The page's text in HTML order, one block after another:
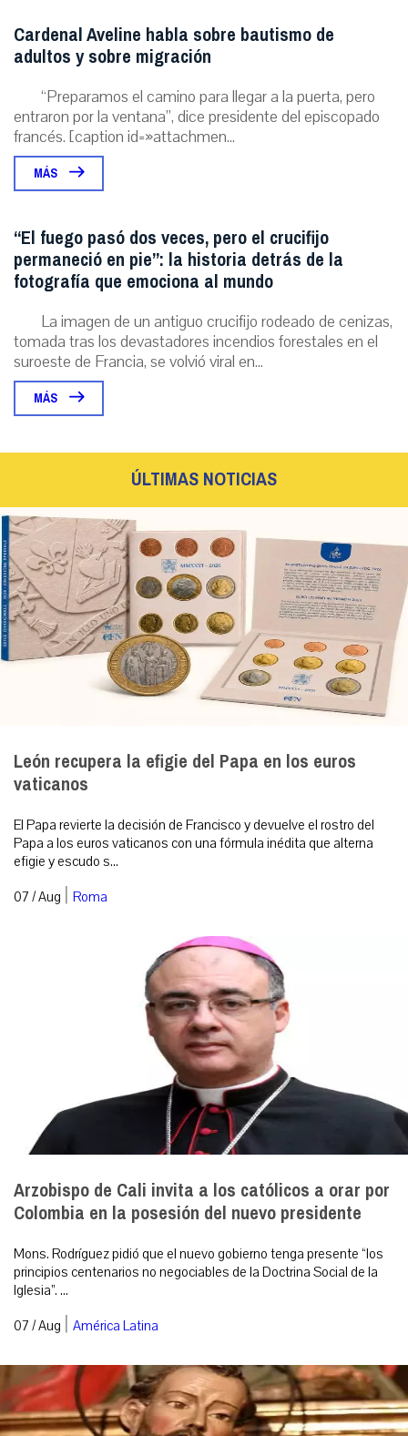
Cardenal Aveline habla sobre bautismo de
adultos y sobre migración
“Preparamos el camino para llegar a la puerta, pero
entraron por la ventana”, dice presidente del episcopado
francés. [caption id=»attachmen...
MÁS
“El fuego pasó dos veces, pero el crucifijo
permaneció en pie”: la historia detrás de la
fotografía que emociona al mundo
La imagen de un antiguo crucifijo rodeado de cenizas,
tomada tras los devastadores incendios forestales en el
suroeste de Francia, se volvió viral en...
MÁS
ÚLTIMAS NOTICIAS
León recupera la efigie del Papa en los euros
vaticanos
El Papa revierte la decisión de Francisco y devuelve el rostro del
Papa a los euros vaticanos con una fórmula inédita que alterna
efigie y escudo s...
07 / Aug | Roma
Arzobispo de Cali invita a los católicos a orar por
Colombia en la posesión del nuevo presidente
Mons. Rodríguez pidió que el nuevo gobierno tenga presente “los
principios centenarios no negociables de la Doctrina Social de la
Iglesia”. ...
07 / Aug | América Latina